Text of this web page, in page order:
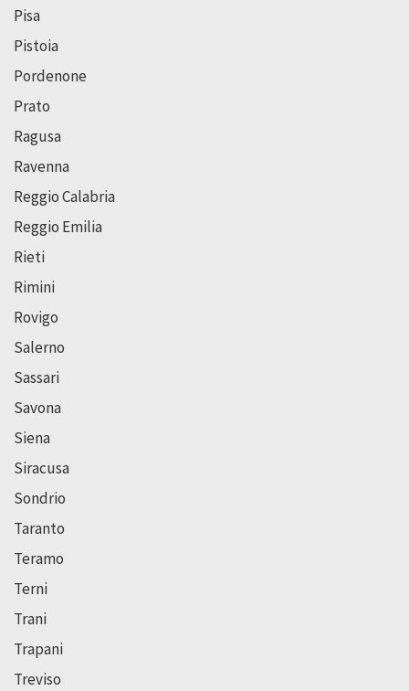
Pisa
Pistoia
Pordenone
Prato
Ragusa
Ravenna
Reggio Calabria
Reggio Emilia
Rieti
Rimini
Rovigo
Salerno
Sassari
Savona
Siena
Siracusa
Sondrio
Taranto
Teramo
Terni
Trani
Trapani
Treviso